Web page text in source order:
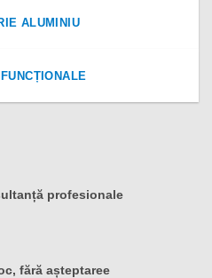
ALUMINIU
profesionale
fără așteptaree